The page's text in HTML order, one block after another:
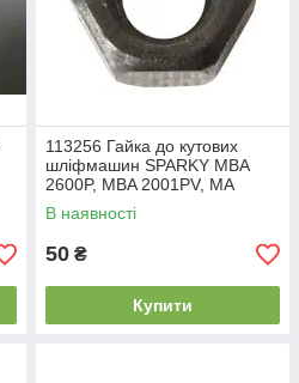
113256 Гайка до кутових
шліфмашин SPARKY MBA
2600P, MBA 2001PV, MA
2400, MA 2000, MBA 2200P
(оригінал)
В наявності
50 ₴
Купити